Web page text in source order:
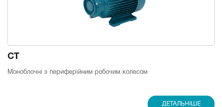
CT
Моноблочні з периферійним робочим колесом
ДЕТАЛЬНІШЕ